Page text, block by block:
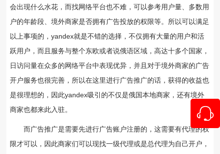
会出现什么水花，而找网络平台也不难，可以参考用户量、多数用
户的年龄段、境外商家是否拥有广告投放的权限等。所以可以满足
以上事项的，yandex就是不错的选择，不仅拥有大量的用户和活
跃用户，而且服务与整个东欧或者说俄语区域，高达十多个国家，
日访问量在众多的网络平台中表现优异，并且对于境外商家的广告
开户服务也很完善，所以在这里进行广告推广的话，获得的收益也
是很理想的，因此yandex吸引的不仅是俄国本地商家，还有境外
商家也都来此入驻。
而广告推广是需要先进行广告账户注册的，这需要有代理的权
限才可以，因此商家们可以现找一级代理或是总代理为自己开户，